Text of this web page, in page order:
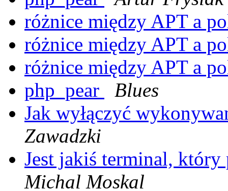
różnice między APT a
różnice między APT a
różnice między APT a
php_pear
Blues
Jak wyłączyć
Zawadzki
Jest jakiś terminal,
Michal Moskal